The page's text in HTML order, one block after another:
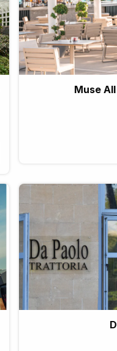
Muse